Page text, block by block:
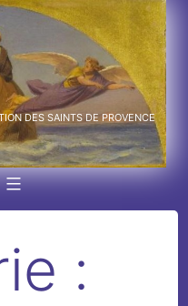
DES SAINTS DE PROVENCE
: